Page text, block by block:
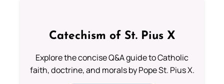
Catechism of St. Pius X
Explore the concise Q&A guide to Catholic
faith, doctrine, and morals by Pope St. Pius X.